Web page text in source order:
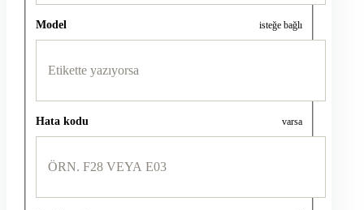
Model isteğe bağlı
Hata kodu varsa